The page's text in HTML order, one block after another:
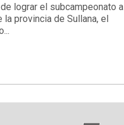
lograr el subcampeonato a
la provincia de Sullana, el